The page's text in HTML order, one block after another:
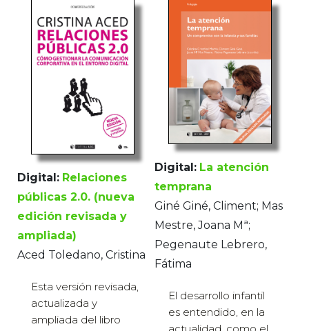
Digital: Relaciones
públicas 2.0. (nueva
edición revisada y
ampliada)
Aced Toledano, Cristina
Esta versión revisada,
actualizada y
ampliada del libro
Digital: La atención
temprana
Giné Giné, Climent; Mas
Mestre, Joana Mª;
Pegenaute Lebrero,
Fátima
El desarrollo infantil
es entendido, en la